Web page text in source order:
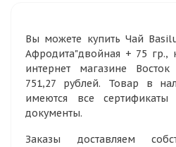
Вы можете купить Чай
Афродита"двойная + 75 гр.,
интернет магазине
751,27 рублей. Товар в
имеются все сертификаты
документы.
Заказы доставляем